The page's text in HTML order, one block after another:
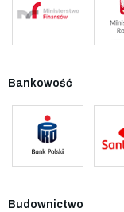
Bankowość
Budownictwo